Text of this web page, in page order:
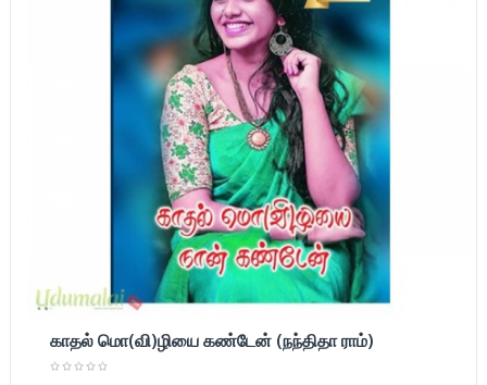
காதல் மொ(வி)ழியை கண்டேன் (நந்திதா ராம்)